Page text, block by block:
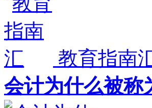
教育指南
会计为什么被称